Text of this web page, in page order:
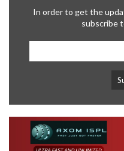
In order to get the
subscribe